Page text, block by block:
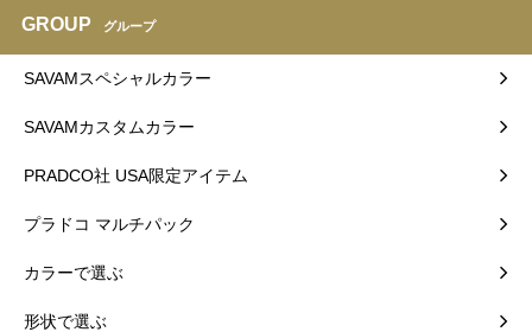
GROUP グループ
SAVAMスペシャルカラー
SAVAMカスタムカラー
PRADCO社 USA限定アイテム
プラドコ マルチパック
カラーで選ぶ
形状で選ぶ